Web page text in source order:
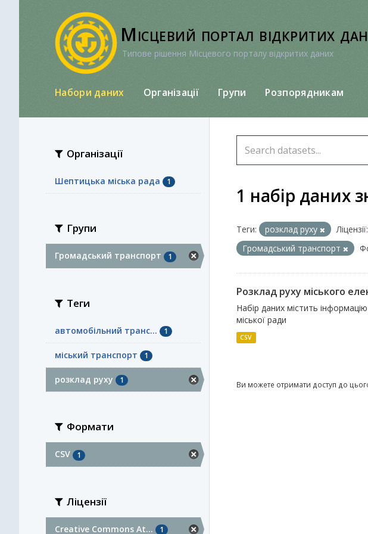
Місцевий портал відкритих
Типове рішення Місцевого порталу відкритих даних
Набори даних Організації Групи Розпорядникам
Організації
Шептицька міська рада 1
Групи
Громадський транспорт 1
Теги
автомобільний транс... 1
міський транспорт 1
розклад руху 1
Формати
CSV 1
Ліцензії
Creative Commons At... 1
1 набір даних
Теги: розклад руху Ліцензії:
Громадський транспорт
Розклад руху міського
Набір даних містить
міської ради
CSV
Ви можете отримати доступ до